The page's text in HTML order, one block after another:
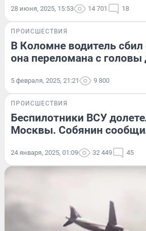
28 июня, 2025, 15:53 14 701 18
ПРОИСШЕСТВИЯ
В Коломне водитель сбил
она переломана с головы
5 февраля, 2025, 21:21 9 800
ПРОИСШЕСТВИЯ
Беспилотники ВСУ
Москвы. Собянин
24 января, 2025, 01:09 32 449 45